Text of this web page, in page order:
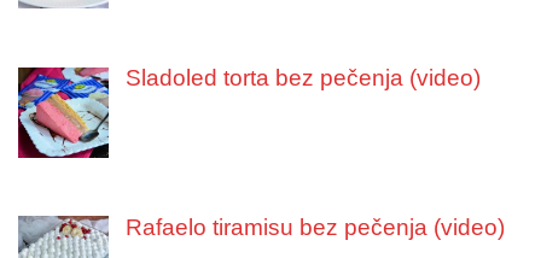
Sladoled torta bez pečenja (video)
Rafaelo tiramisu bez pečenja (video)